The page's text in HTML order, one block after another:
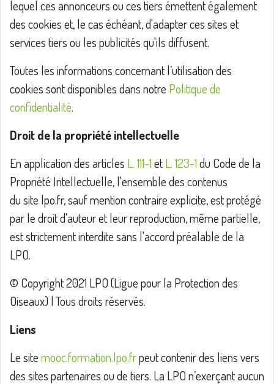
lequel ces annonceurs ou ces tiers émettent également
des cookies et, le cas échéant, d'adapter ces sites et
services tiers ou les publicités qu'ils diffusent.
Toutes les informations concernant l’utilisation des
cookies sont disponibles dans notre Politique de
confidentialité.
Droit de la propriété intellectuelle
En application des articles L. 111-1etL. 123-1du Code de la
Propriété Intellectuelle, l'ensemble des contenus
du site lpo.fr, sauf mention contraire explicite, est protégé
par le droit d'auteur et leur reproduction, même partielle,
est strictement interdite sans l'accord préalable de la
LPO.
© Copyright 2021 LPO (Ligue pour la Protection des
Oiseaux) | Tous droits réservés.
Liens
Le sitemooc.formation.lpo.frpeut contenir des liens vers
des sites partenaires ou de tiers. La LPO n’exerçant aucun